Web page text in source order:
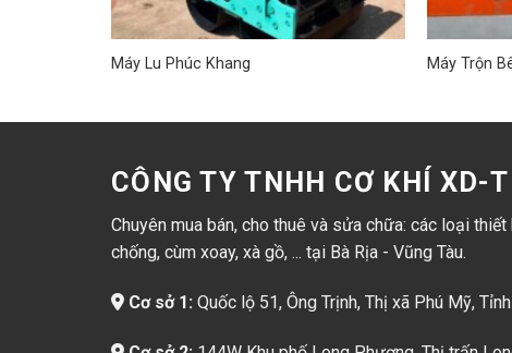
Máy Lu Phúc Khang Máy Trộn
CÔNG TY TNHH CƠ KHÍ XD-
Chuyên mua bán, cho thuê và sửa chữa: các loại
chống, cùm xoay, xà gồ, ... tại Bà Rịa - Vũng Tàu.
Cơ sở 1: Quốc lộ 51, Ông Trịnh, Thị xã Phú Mỹ,